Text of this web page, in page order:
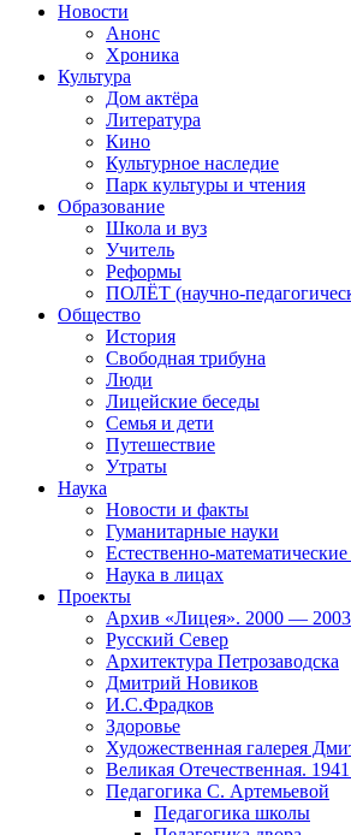
Новости
Анонс
Хроника
Культура
Дом актёра
Литература
Кино
Культурное наследие
Парк культуры и чтения
Образование
Школа и вуз
Учитель
Реформы
ПОЛЁТ (научно-
Общество
История
Свободная трибуна
Люди
Лицейские беседы
Семья и дети
Путешествие
Утраты
Наука
Новости и факты
Гуманитарные науки
Естественно-
Наука в лицах
Проекты
Архив «Лицея». 2000 — 2003
Русский Север
Архитектура Петрозаводска
Дмитрий Новиков
И.С.Фрадков
Здоровье
Художественная галерея
Великая Отечественная.
Педагогика С. Артемьевой
Педагогика школы